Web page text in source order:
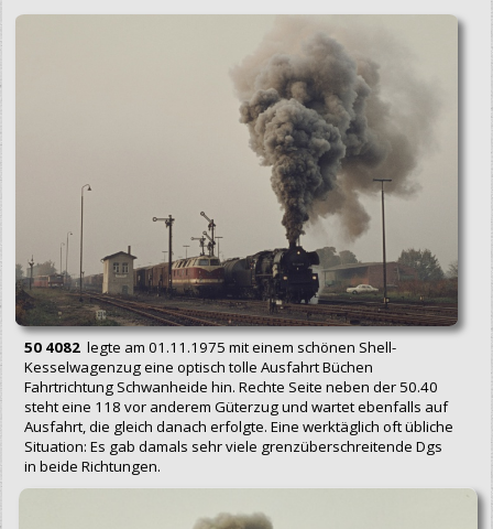
50 4082legte am 01.11.1975 mit einem schönen Shell-
Kesselwagenzug eine optisch tolle Ausfahrt Büchen
Fahrtrichtung Schwanheide hin. Rechte Seite neben der 50.40
steht eine 118 vor anderem Güterzug und wartet ebenfalls auf
Ausfahrt, die gleich danach erfolgte. Eine werktäglich oft übliche
Situation: Es gab damals sehr viele grenzüberschreitende Dgs
in beide Richtungen.